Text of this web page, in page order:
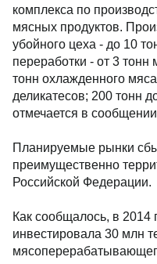
комплекса по
мясных продуктов.
убойного цеха - до 10
переработки - от 3 тонн
тонн охлажденного
деликатесов; 200 тонн
отмечается в
Планируемые рынки
преимущественно
Российской Федерации.
Как сообщалось, в 2014
инвестировала 30 млн